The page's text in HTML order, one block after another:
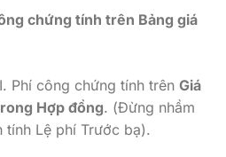
chứng tính trên Bảng giá
Phí công chứng tính trên Giá
Hợp đồng. (Đừng nhầm
tính Lệ phí Trước bạ).